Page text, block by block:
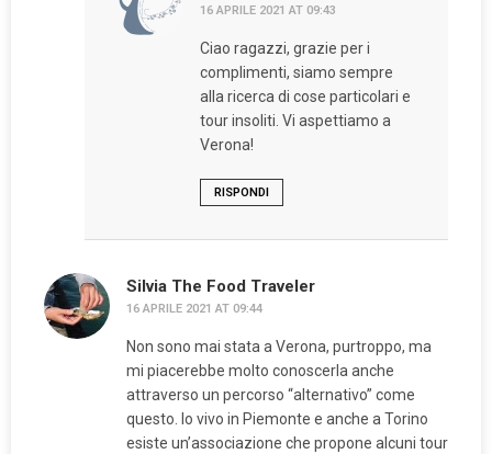
16 APRILE 2021 AT 09:43
Ciao ragazzi, grazie per i
complimenti, siamo sempre
alla ricerca di cose particolari e
tour insoliti. Vi aspettiamo a
Verona!
RISPONDI
Silvia The Food Traveler
16 APRILE 2021 AT 09:44
Non sono mai stata a Verona, purtroppo, ma
mi piacerebbe molto conoscerla anche
attraverso un percorso “alternativo” come
questo. Io vivo in Piemonte e anche a Torino
esiste un’associazione che propone alcuni tour